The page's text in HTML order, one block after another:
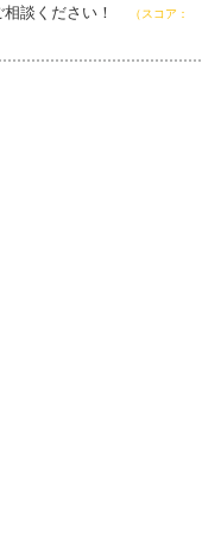
談ください！
（スコア：